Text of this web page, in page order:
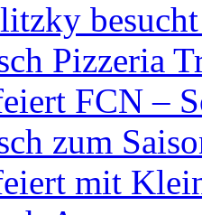
Pizzeria
FCN –
zum
mit